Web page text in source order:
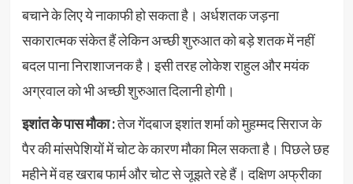
बचाने के लिए ये नाकाफी हो सकता है। अर्धशतक जड़ना
सकारात्मक संकेत हैं लेकिन अच्छी शुरुआत को बड़े शतक में नहीं
बदल पाना निराशाजनक है। इसी तरह लोकेश राहुल और मयंक
अग्रवाल को भी अच्छी शुरुआत दिलानी होगी।
इशांत के पास मौका :तेज गेंदबाज इशांत शर्मा को मुहम्मद सिराज के
पैर की मांसपेशियों में चोट के कारण मौका मिल सकता है। पिछले छह
महीने में वह खराब फार्म और चोट से जूझते रहे हैं। दक्षिण अफ्रीका